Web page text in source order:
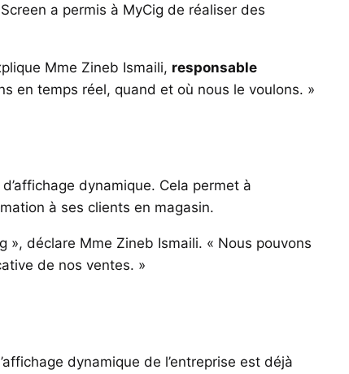
a permis à MyCig de réaliser des
Mme Zineb Ismaili, responsable
en temps réel, quand et où nous le voulons. »
dynamique. Cela permet à
à ses clients en magasin.
», déclare Mme Zineb Ismaili. « Nous pouvons
de nos ventes. »
dynamique de l’entreprise est déjà